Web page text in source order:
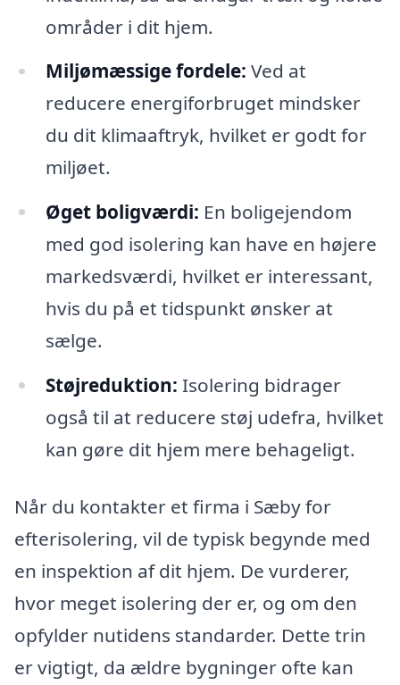
områder i dit hjem.
Miljømæssige fordele: Ved at
reducere energiforbruget mindsker
du dit klimaaftryk, hvilket er godt for
miljøet.
Øget boligværdi: En boligejendom
med god isolering kan have en højere
markedsværdi, hvilket er interessant,
hvis du på et tidspunkt ønsker at
sælge.
Støjreduktion: Isolering bidrager
også til at reducere støj udefra, hvilket
kan gøre dit hjem mere behageligt.
Når du kontakter et firma i Sæby for
efterisolering, vil de typisk begynde med
en inspektion af dit hjem. De vurderer,
hvor meget isolering der er, og om den
opfylder nutidens standarder. Dette trin
er vigtigt, da ældre bygninger ofte kan